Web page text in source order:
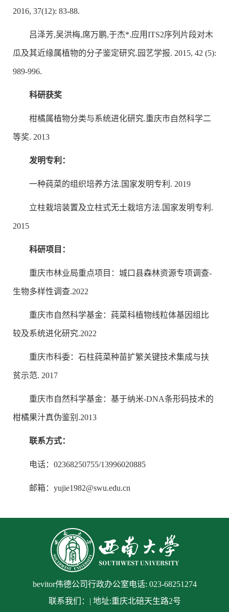
2016, 37(12): 83-88.
吕泽芳,吴洪梅,席万鹏,于杰*.应用ITS2序列片段对木
瓜及其近缘属植物的分子鉴定研究.园艺学报. 2015, 42 (5):
989-996.
科研获奖
柑橘属植物分类与系统进化研究.重庆市自然科学二
等奖. 2013
发明专利：
一种莼菜的组织培养方法.国家发明专利. 2019
立柱栽培装置及立柱式无土栽培方法.国家发明专利.
2015
科研项目：
重庆市林业局重点项目：城口县森林资源专项调查-
生物多样性调查.2022
重庆市自然科学基金：莼菜科植物线粒体基因组比
较及系统进化研究.2022
重庆市科委：石柱莼菜种苗扩繁关键技术集成与扶
贫示范. 2017
重庆市自然科学基金：基于纳米-DNA条形码技术的
柑橘果汁真伪鉴别.2013
联系方式：
电话：02368250755/13996020885
邮箱：yujie1982@swu.edu.cn
bevitor伟德公司行政办公室电话: 023-68251274
联系我们：| 地址:重庆北碚天生路2号